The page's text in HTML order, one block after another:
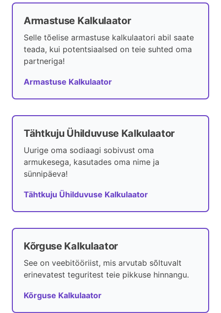
Armastuse Kalkulaator
Selle tõelise armastuse kalkulaatori abil saate
teada, kui potentsiaalsed on teie suhted oma
partneriga!
Armastuse Kalkulaator
Tähtkuju Ühilduvuse Kalkulaator
Uurige oma sodiaagi sobivust oma
armukesega, kasutades oma nime ja
sünnipäeva!
Tähtkuju Ühilduvuse Kalkulaator
Kõrguse Kalkulaator
See on veebitööriist, mis arvutab sõltuvalt
erinevatest teguritest teie pikkuse hinnangu.
Kõrguse Kalkulaator